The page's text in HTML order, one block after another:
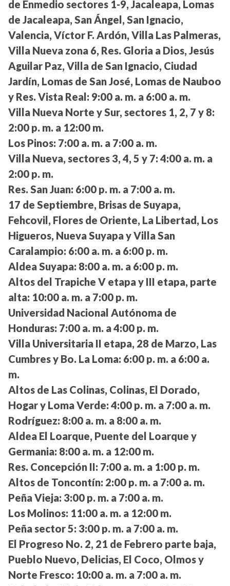
de Enmedio sectores 1-9, Jacaleapa, Lomas
de Jacaleapa, San Ángel, San Ignacio,
Valencia, Víctor F. Ardón, Villa Las Palmeras,
Villa Nueva zona 6, Res. Gloria a Dios, Jesús
Aguilar Paz, Villa de San Ignacio, Ciudad
Jardín, Lomas de San José, Lomas de Nauboo
y Res. Vista Real: 9:00 a. m. a 6:00 a. m.
Villa Nueva Norte y Sur, sectores 1, 2, 7 y 8:
2:00 p. m. a 12:00 m.
Los Pinos: 7:00 a. m. a 7:00 a. m.
Villa Nueva, sectores 3, 4, 5 y 7: 4:00 a. m. a
2:00 p. m.
Res. San Juan: 6:00 p. m. a 7:00 a. m.
17 de Septiembre, Brisas de Suyapa,
Fehcovil, Flores de Oriente, La Libertad, Los
Higueros, Nueva Suyapa y Villa San
Caralampio: 6:00 a. m. a 6:00 p. m.
Aldea Suyapa: 8:00 a. m. a 6:00 p. m.
Altos del Trapiche V etapa y III etapa, parte
alta: 10:00 a. m. a 7:00 p. m.
Universidad Nacional Autónoma de
Honduras: 7:00 a. m. a 4:00 p. m.
Villa Universitaria II etapa, 28 de Marzo, Las
Cumbres y Bo. La Loma: 6:00 p. m. a 6:00 a.
m.
Altos de Las Colinas, Colinas, El Dorado,
Hogar y Loma Verde: 4:00 p. m. a 7:00 a. m.
Rodríguez: 8:00 a. m. a 8:00 a. m.
Aldea El Loarque, Puente del Loarque y
Germania: 8:00 a. m. a 12:00 m.
Res. Concepción II: 7:00 a. m. a 1:00 p. m.
Altos de Toncontín: 2:00 p. m. a 7:00 a. m.
Peña Vieja: 3:00 p. m. a 7:00 a. m.
Los Molinos: 11:00 a. m. a 12:00 m.
Peña sector 5: 3:00 p. m. a 7:00 a. m.
El Progreso No. 2, 21 de Febrero parte baja,
Pueblo Nuevo, Delicias, El Coco, Olmos y
Norte Fresco: 10:00 a. m. a 7:00 a. m.